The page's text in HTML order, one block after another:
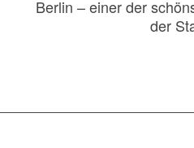
Berlin – einer der
der